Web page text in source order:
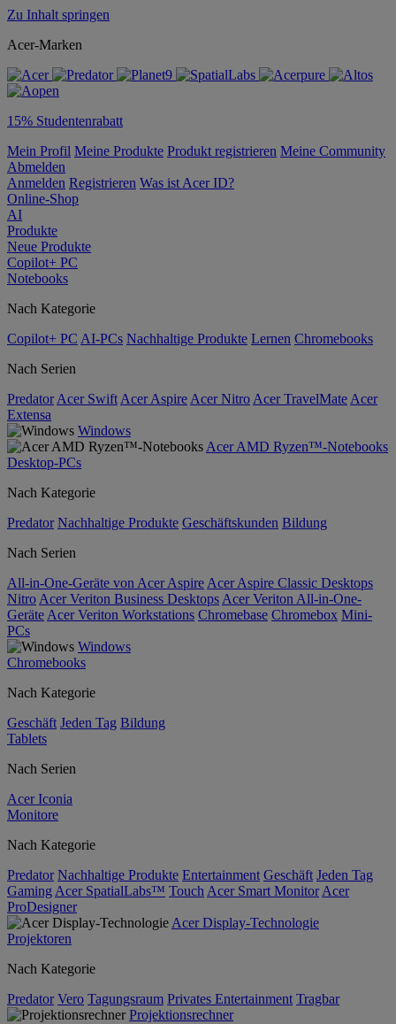
Zu Inhalt springen
Acer-Marken
15% Studentenrabatt
Mein Profil Meine Produkte Produkt registrieren Meine Community
Abmelden
Anmelden Registrieren Was ist Acer ID?
Online-Shop
AI
Produkte
Neue Produkte
Copilot+ PC
Notebooks
Nach Kategorie
Copilot+ PC AI-PCs Nachhaltige Produkte Lernen Chromebooks
Nach Serien
Predator Acer Swift Acer Aspire Acer Nitro Acer TravelMate Acer
Extensa
Windows
Acer AMD Ryzen™-Notebooks
Desktop-PCs
Nach Kategorie
Predator Nachhaltige Produkte Geschäftskunden Bildung
Nach Serien
All-in-One-Geräte von Acer Aspire Acer Aspire Classic Desktops
Nitro Acer Veriton Business Desktops Acer Veriton All-in-One-
Geräte Acer Veriton Workstations Chromebase Chromebox Mini-
PCs
Windows
Chromebooks
Nach Kategorie
Geschäft Jeden Tag Bildung
Tablets
Nach Serien
Acer Iconia
Monitore
Nach Kategorie
Predator Nachhaltige Produkte Entertainment Geschäft Jeden Tag
Gaming Acer SpatialLabs™ Touch Acer Smart Monitor Acer
ProDesigner
Acer Display-Technologie
Projektoren
Nach Kategorie
Predator Vero Tagungsraum Privates Entertainment Tragbar
Projektionsrechner